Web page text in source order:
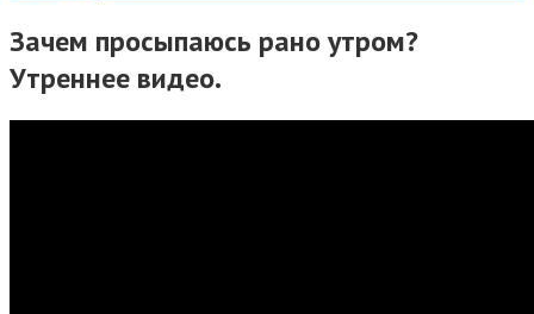
Зачем просыпаюсь рано утром?
Утреннее видео.